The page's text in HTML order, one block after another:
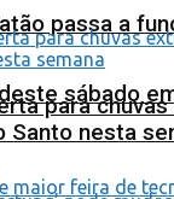
passa a
sábado
para
Santo nesta